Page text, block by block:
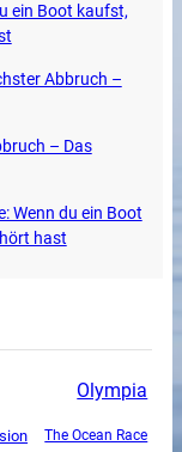
ein Boot kaufst,
Abbruch –
– Das
Wenn du ein Boot
hast
Olympia
The Ocean Race